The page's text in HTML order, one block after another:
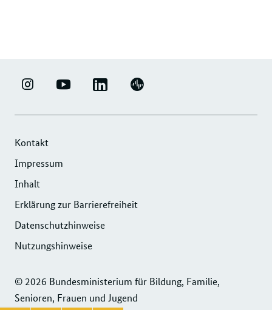
ERFOLGSFAKTOR
INSTAGRAM
UND
VIDEOS
YOUTUBE LINKEDIN
UNTERNEHMENSNETZWERK
SERVICE
PODIGEE
SERVICE
© 2026 Bundesministerium für Bildung, Familie,
Senioren, Frauen und Jugend
Kontakt
Impressum
Inhalt
Erklärung zur Barrierefreiheit
Datenschutzhinweise
Nutzungshinweise